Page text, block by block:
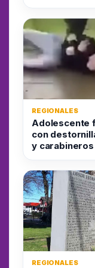
REGIONALES
Adolescente
con
y
REGIONALES